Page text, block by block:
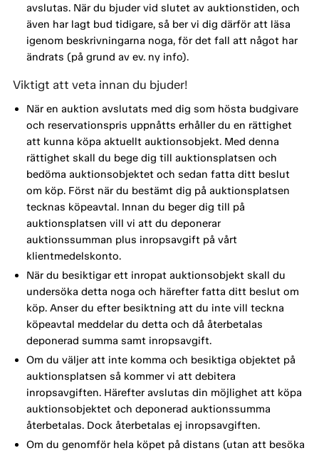
avslutas. När du bjuder vid slutet av auktionstiden, och
även har lagt bud tidigare, så ber vi dig därför att läsa
igenom beskrivningarna noga, för det fall att något har
ändrats (på grund av ev. ny info).
Viktigt att veta innan du bjuder!
När en auktion avslutats med dig som hösta budgivare
och reservationspris uppnåtts erhåller du en rättighet
att kunna köpa aktuellt auktionsobjekt. Med denna
rättighet skall du bege dig till auktionsplatsen och
bedöma auktionsobjektet och sedan fatta ditt beslut
om köp. Först när du bestämt dig på auktionsplatsen
tecknas köpeavtal. Innan du beger dig till på
auktionsplatsen vill vi att du deponerar
auktionssumman plus inropsavgift på vårt
klientmedelskonto.
När du besiktigar ett inropat auktionsobjekt skall du
undersöka detta noga och härefter fatta ditt beslut om
köp. Anser du efter besiktning att du inte vill teckna
köpeavtal meddelar du detta och då återbetalas
deponerad summa samt inropsavgift.
Om du väljer att inte komma och besiktiga objektet på
auktionsplatsen så kommer vi att debitera
inropsavgiften. Härefter avslutas din möjlighet att köpa
auktionsobjektet och deponerad auktionssumma
återbetalas. Dock återbetalas ej inropsavgiften.
Om du genomför hela köpet på distans (utan att besöka